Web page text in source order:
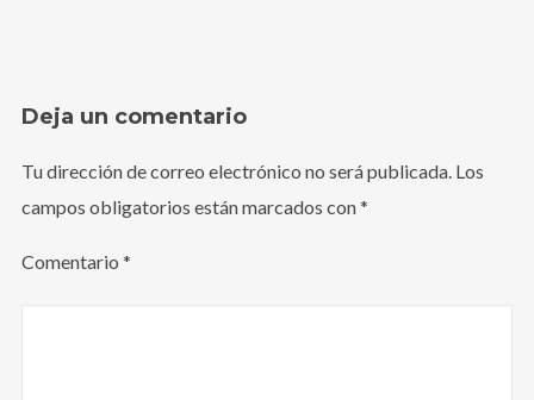
Deja un comentario
Tu dirección de correo electrónico no será publicada. Los
campos obligatorios están marcados con*
Comentario *